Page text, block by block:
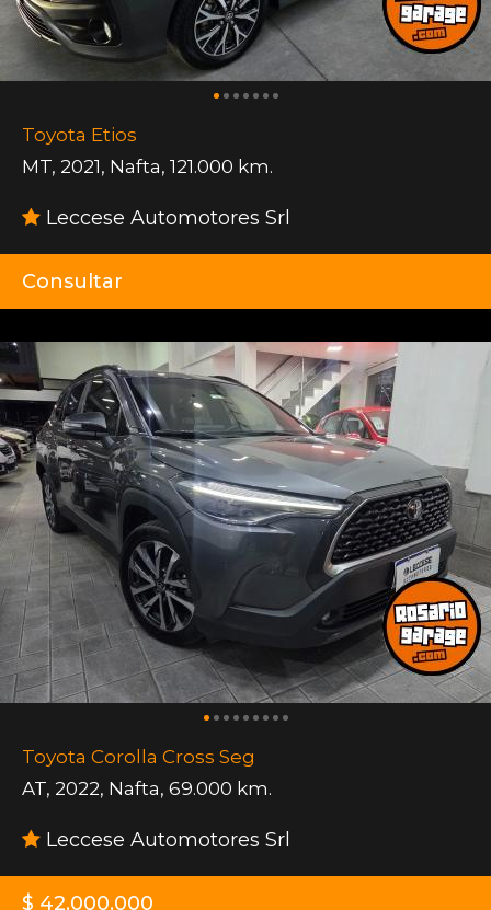
Toyota Etios
MT, 2021, Nafta, 121.000 km.
Leccese Automotores Srl
Consultar
Toyota Corolla Cross Seg
AT, 2022, Nafta, 69.000 km.
Leccese Automotores Srl
$ 42.000.000